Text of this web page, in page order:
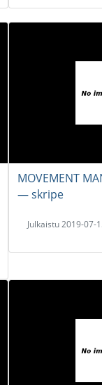
MOVEMENT
― skripe
Julkaistu 2019-07-